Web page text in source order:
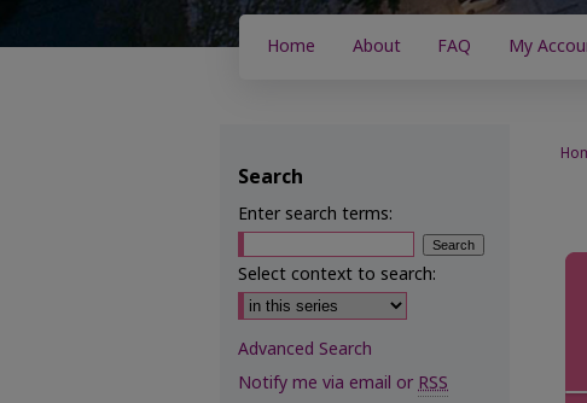
Home About FAQ My
Search
Enter search terms:
Select context to search:
Advanced Search
Notify me via email orRSS